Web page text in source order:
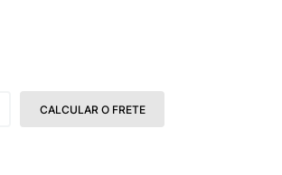
CALCULAR O FRETE